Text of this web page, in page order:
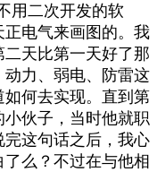
用二次开发的软
电气来画图的。我
天比第一天好了那
力、弱电、防雷这
如何去实现。直到第
伙子，当时他就职
这句话之后，我心
么？不过在与他相